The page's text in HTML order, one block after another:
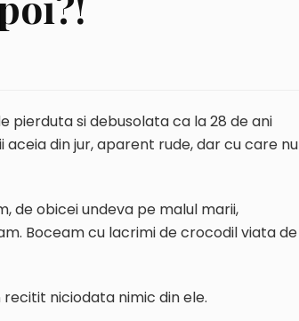
pierduta si debusolata ca la 28 de ani
din jur, aparent rude, dar cu care nu
de obicei undeva pe malul marii,
Boceam cu lacrimi de crocodil viata de
niciodata nimic din ele.